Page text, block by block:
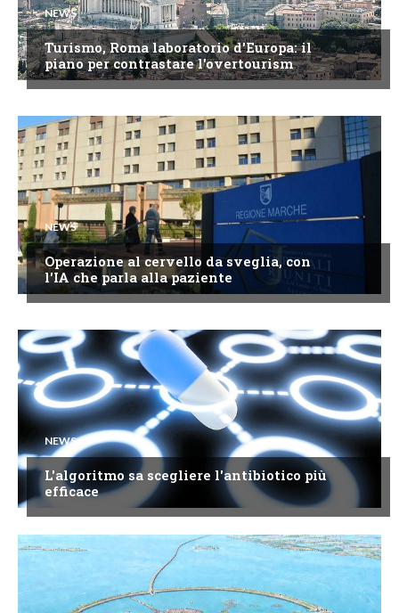
NEWS
Turismo, Roma laboratorio d'Europa: il
piano per contrastare l'overtourism
NEWS
Operazione al cervello da sveglia, con
l'IA che parla alla paziente
NEWS
L'algoritmo sa scegliere l'antibiotico più
efficace